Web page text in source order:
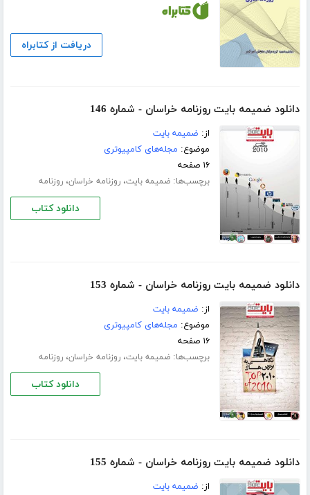
دریافت از کتابراه
دانلود ضمیمه بایت روزنامه خراسان - شماره 146
از: ضمیمه بایت
موضوع: مجله‌های کامپیوتری
۱۶ صفحه
برچسب‌ها:ضمیمه بایت،روزنامه خراسان،روزنامه
دانلود کتاب
دانلود ضمیمه بایت روزنامه خراسان - شماره 153
از: ضمیمه بایت
موضوع: مجله‌های کامپیوتری
۱۶ صفحه
برچسب‌ها:ضمیمه بایت،روزنامه خراسان،روزنامه
دانلود کتاب
دانلود ضمیمه بایت روزنامه خراسان - شماره 155
از: ضمیمه بایت